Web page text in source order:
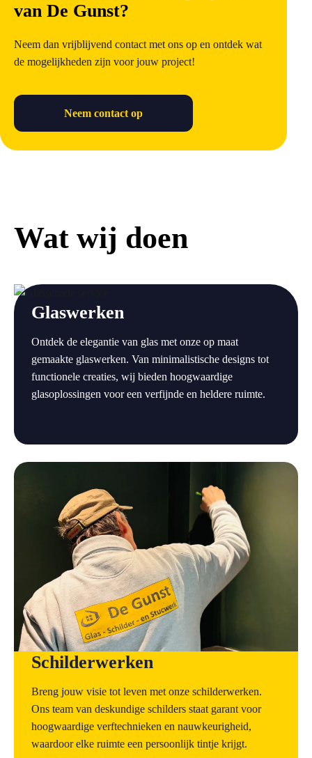
van De Gunst?
Neem dan vrijblijvend contact met ons op en ontdek wat
de mogelijkheden zijn voor jouw project!
Neem contact op
Wat wij doen
Glaswerken
Ontdek de elegantie van glas met onze op maat
gemaakte glaswerken. Van minimalistische designs tot
functionele creaties, wij bieden hoogwaardige
glasoplossingen voor een verfijnde en heldere ruimte.
a
Schilderwerken
Breng jouw visie tot leven met onze schilderwerken.
Ons team van deskundige schilders staat garant voor
hoogwaardige verftechnieken en nauwkeurigheid,
waardoor elke ruimte een persoonlijk tintje krijgt.
a